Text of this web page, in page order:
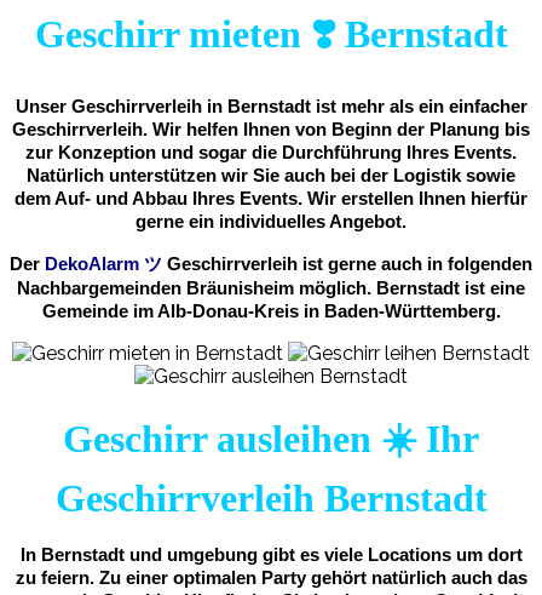
Geschirr mieten ❣️ Bernstadt
Unser Geschirrverleih in Bernstadt ist mehr als ein einfacher
Geschirrverleih. Wir helfen Ihnen von Beginn der Planung bis
zur Konzeption und sogar die Durchführung Ihres Events.
Natürlich unterstützen wir Sie auch bei der Logistik sowie
dem Auf- und Abbau Ihres Events. Wir erstellen Ihnen hierfür
gerne ein individuelles Angebot.
Der DekoAlarm ツ Geschirrverleih ist gerne auch in folgenden
Nachbargemeinden Bräunisheim möglich. Bernstadt ist eine
Gemeinde im Alb-Donau-Kreis in Baden-Württemberg.
Geschirr ausleihen ☀️ Ihr
Geschirrverleih Bernstadt
In Bernstadt und umgebung gibt es viele Locations um dort
zu feiern. Zu einer optimalen Party gehört natürlich auch das